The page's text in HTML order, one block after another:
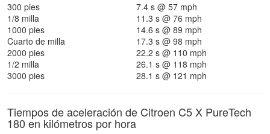
300 pies
7.4 s @ 57 mph
1/8 milla
11.3 s @ 76 mph
1000 pies
14.6 s @ 89 mph
Cuarto de milla
17.3 s @ 98 mph
2000 pies
22.2 s @ 110 mph
1/2 milla
26.1 s @ 118 mph
3000 pies
28.1 s @ 121 mph
Tiempos de aceleración de Citroen C5 X PureTech
180 en kilómetros por hora